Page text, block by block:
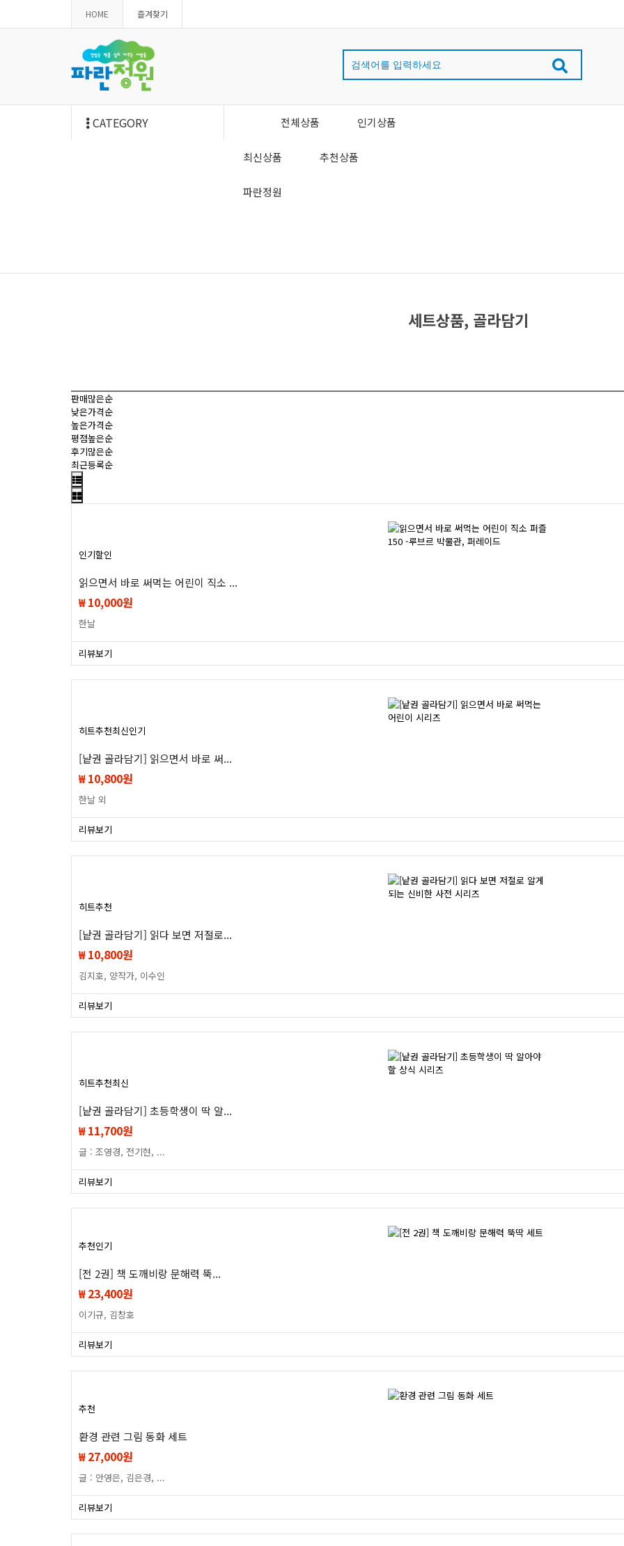
HOME 즐겨찾기
CATEGORY 전체상품 인기상품
최신상품 추천상품
파란정원
세트상품, 골라담기
판매많은순
낮은가격순
높은가격순
평점높은순
후기많은순
최근등록순
인기할인
읽으면서 바로 써먹는 어린이 직소 ...
₩ 10,000원
한날
리뷰보기
히트추천최신인기
[낱권 골라담기] 읽으면서 바로 써...
₩ 10,800원
한날 외
리뷰보기
히트추천
[낱권 골라담기] 읽다 보면 저절로...
₩ 10,800원
김지호, 양작가, 이수인
리뷰보기
히트추천최신
[낱권 골라담기] 초등학생이 딱 알...
₩ 11,700원
글 : 조영경, 전기현, ...
리뷰보기
추천인기
[전 2권] 책 도깨비랑 문해력 뚝...
₩ 23,400원
이기규, 김창호
리뷰보기
추천
환경 관련 그림 동화 세트
₩ 27,000원
글 : 안영은, 김은경, ...
리뷰보기